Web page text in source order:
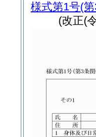
様式第1号(
(改正(